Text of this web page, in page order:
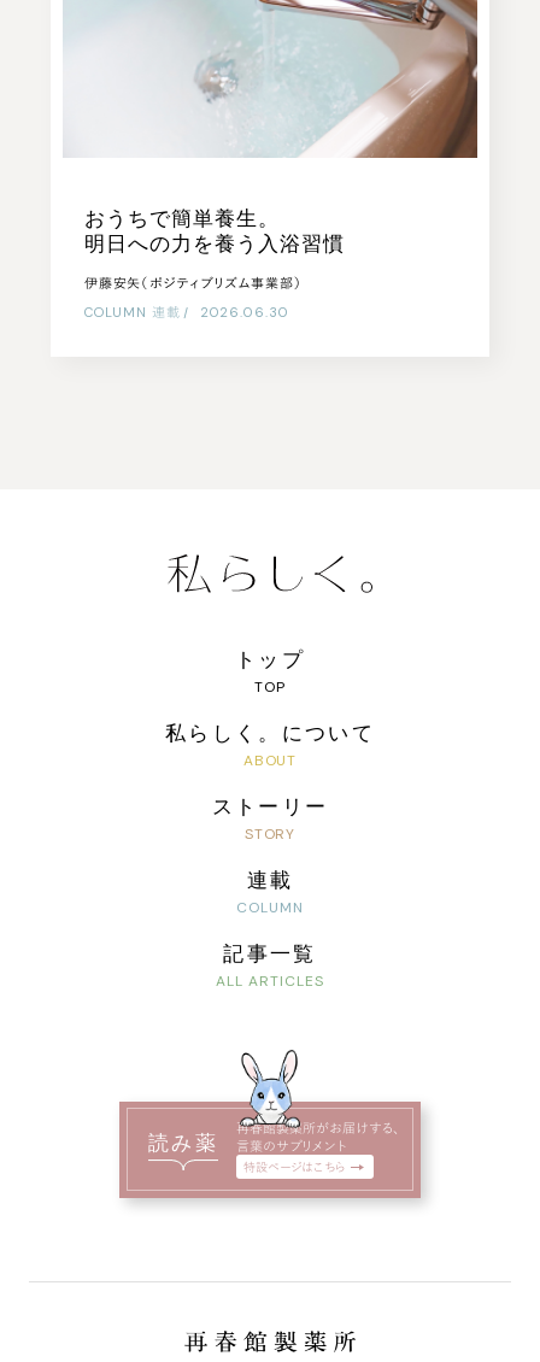
COLUMN 連載 | 2026.06.30
おうちで簡単養生。
明日への力を養う入浴習慣
伊藤安矢（ポジティブリズム事業部）
トップ
私らしく。について
ストーリー
記事一覧
連載
読み薬
再春館製薬所がお届けする、
言葉のサプリメント
特設ページはこちら